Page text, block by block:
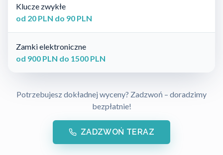
Klucze zwykłe
od 20 PLN do 90 PLN
Zamki elektroniczne
od 900 PLN do 1500 PLN
Potrzebujesz dokładnej wyceny? Zadzwoń – doradzimy
bezpłatnie!
ZADZWOŃ TERAZ